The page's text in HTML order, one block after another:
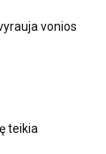
vonios
teikia